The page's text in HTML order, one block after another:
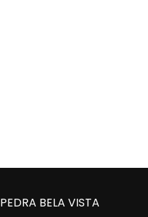
PEDRA BELA VISTA